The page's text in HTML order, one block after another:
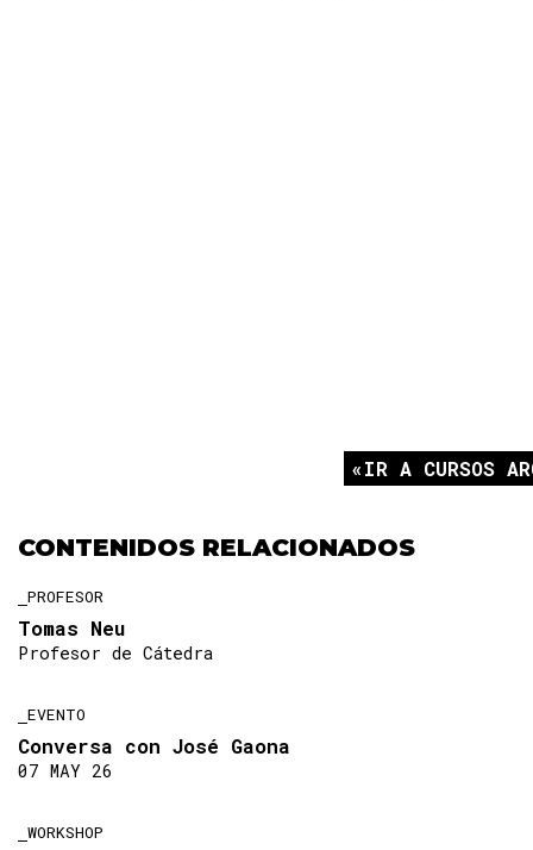
IR A CURSOS
CONTENIDOS RELACIONADOS
PROFESOR
Tomas Neu
Profesor de Cátedra
EVENTO
Conversa con José Gaona
07 MAY 26
WORKSHOP